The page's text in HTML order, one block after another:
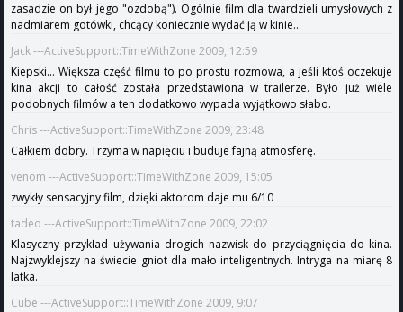
zasadzie on był jego "ozdobą"). Ogólnie film dla twardzieli umysłowych z
nadmiarem gotówki, chcący koniecznie wydać ją w kinie...
Jack ---ActiveSupport::TimeWithZone 2009, 12:59
Kiepski... Większa część filmu to po prostu rozmowa, a jeśli ktoś oczekuje
kina akcji to całość została przedstawiona w trailerze. Było już wiele
podobnych filmów a ten dodatkowo wypada wyjątkowo słabo.
Chris ---ActiveSupport::TimeWithZone 2009, 23:48
Całkiem dobry. Trzyma w napięciu i buduje fajną atmosferę.
venom ---ActiveSupport::TimeWithZone 2009, 15:05
zwykły sensacyjny film, dzięki aktorom daje mu 6/10
tadeo ---ActiveSupport::TimeWithZone 2009, 22:02
Klasyczny przykład używania drogich nazwisk do przyciągnięcia do kina.
Najzwyklejszy na świecie gniot dla mało inteligentnych. Intryga na miarę 8
latka.
Cube ---ActiveSupport::TimeWithZone 2009, 9:07